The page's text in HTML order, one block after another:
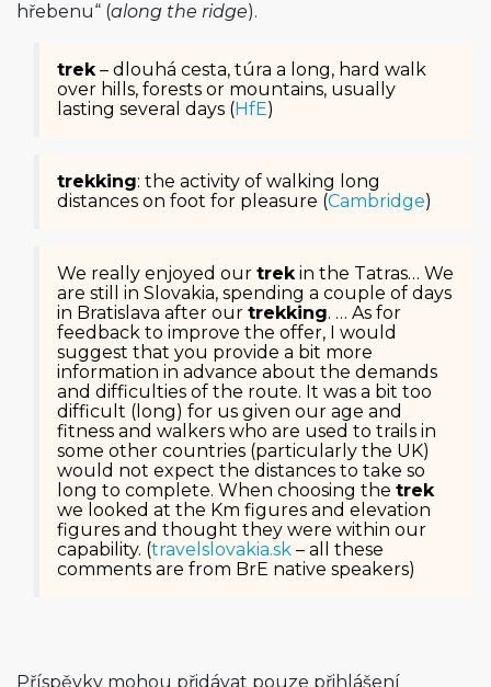
hřebenu“ (along the ridge).
trek– dlouhá cesta, túra a long, hard walk
over hills, forests or mountains, usually
lasting several days (HfE)
trekking: the activity of walking long
distances on foot for pleasure (Cambridge)
We really enjoyed our trekin the Tatras… We
are still in Slovakia, spending a couple of days
in Bratislava after our trekking. … As for
feedback to improve the offer, I would
suggest that you provide a bit more
information in advance about the demands
and difficulties of the route. It was a bit too
difficult (long) for us given our age and
fitness and walkers who are used to trails in
some other countries (particularly the UK)
would not expect the distances to take so
long to complete. When choosing the trek
we looked at the Km figures and elevation
figures and thought they were within our
capability. (travelslovaki­a.sk – all these
comments are from BrE native speakers)
Příspěvky mohou přidávat pouze přihlášení